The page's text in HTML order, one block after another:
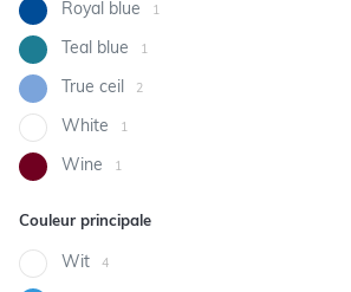
Royal blue 1
Teal blue 1
True ceil 2
White 1
Wine 1
Couleur principale
Wit 4